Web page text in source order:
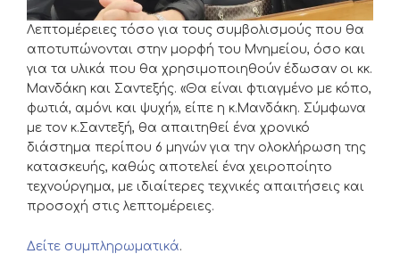
Λεπτομέρειες τόσο για τους συμβολισμούς που θα
αποτυπώνονται στην μορφή του Μνημείου, όσο και
για τα υλικά που θα χρησιμοποιηθούν έδωσαν οι κκ.
Μανδάκη και Σαντεξής. «Θα είναι φτιαγμένο με κόπο,
φωτιά, αμόνι και ψυχή», είπε η κ.Μανδάκη. Σύμφωνα
με τον κ.Σαντεξή, θα απαιτηθεί ένα χρονικό
διάστημα περίπου 6 μηνών για την ολοκλήρωση της
κατασκευής, καθώς αποτελεί ένα χειροποίητο
τεχνούργημα, με ιδιαίτερες τεχνικές απαιτήσεις και
προσοχή στις λεπτομέρειες.
Δείτε συμπληρωματικά.